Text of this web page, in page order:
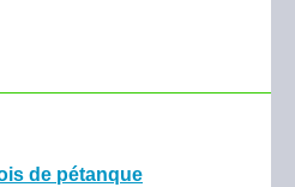
de pétanque